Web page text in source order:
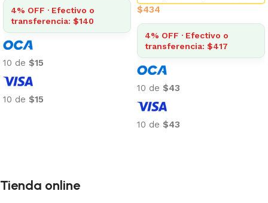
4% OFF · Efectivo o
transferencia: $140
10 de $15
10 de $15
$434
4% OFF · Efectivo o
transferencia: $417
10 de $43
10 de $43
Tienda online